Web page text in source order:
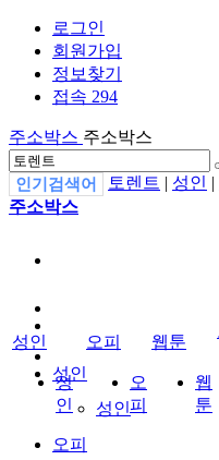
로그인
회원가입
정보찾기
접속 294
주소박스 주소박스
인기검색어 토렌트 | 성인 |
주소박스
성인
성인
오피
성인
성
인
오피
오
피
웹툰
웹
툰